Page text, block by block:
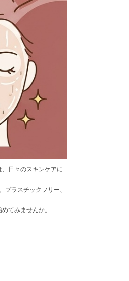
日々のスキンケアに
ラスチックフリー、
てみませんか。